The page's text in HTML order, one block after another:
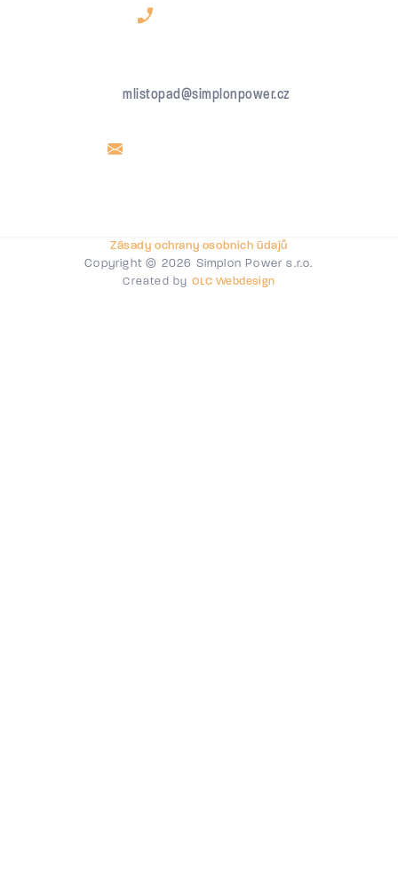
mlistopad@simplonpower.cz
Copyright © 2026 Simplon Power s.r.o.
Zásady ochrany osobních údajů
Created by OLC Webdesign